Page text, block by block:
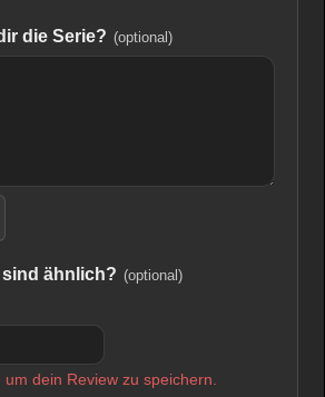
die Serie? (optional)
ähnlich? (optional)
um dein Review zu speichern.